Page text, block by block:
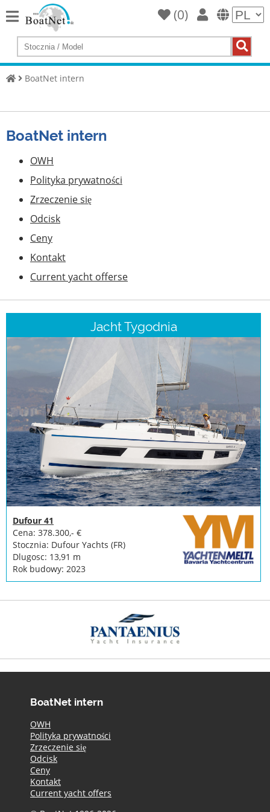
Home
Kup
Handlowy
sprzedawca
sprzedawca
Aukcje
Broker
jachtów
Skradzione
łodzie
Eksperci
Szkoły
żeglarskie
i
sportowe
Ubezpieczenia
Stocznie
(0)
BoatNet intern
BoatNet intern
OWH
Polityka prywatności
Zrzeczenie się
Odcisk
Ceny
Kontakt
Current yacht offerse
Jacht Tygodnia
Dufour 41
Cena: 378.300,- €
Stocznia: Dufour Yachts (FR)
Dlugosc: 13,91 m
Rok budowy: 2023
BoatNet intern
OWH
Polityka prywatności
Zrzeczenie się
Odcisk
Ceny
Kontakt
Current yacht offers